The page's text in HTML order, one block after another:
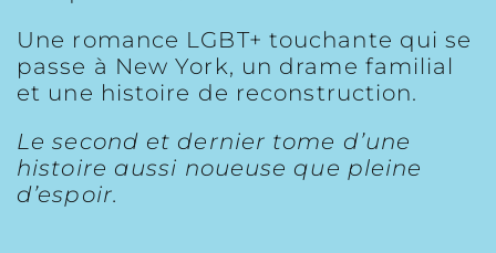
Une romance LGBT+ touchante qui se
passe à New York, un drame familial
et une histoire de reconstruction.
Le second et dernier tome d’une
histoire aussi noueuse que pleine
d’espoir.